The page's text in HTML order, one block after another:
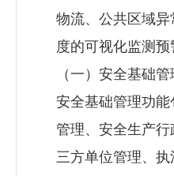
物流、公共区域
度的可视化监测
（一）安全基础管
安全基础管理功
管理、安全生产
三方单位管理、执